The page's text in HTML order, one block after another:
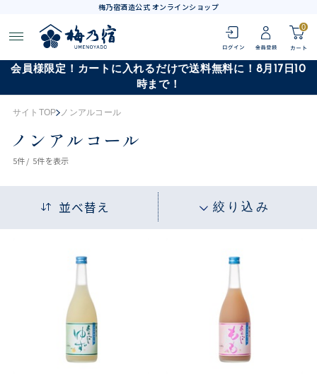
梅乃宿酒造公式 オンラインショップ
0
会員様限定！カートに入れるだけで送料無料に！8月17日10
時まで！
サイトTOP ノンアルコール
ノンアルコール
5件 / 5件を表示
並べ替え 絞り込み